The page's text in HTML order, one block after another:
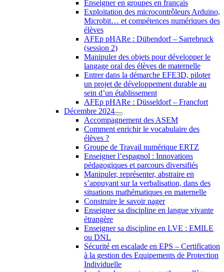
Enseigner en groupes en français
Exploitation des microcontrôleurs Arduino,
Microbit… et compétences numériques des
élèves
AFEp pHARe : Dübendorf – Sarrebruck
(session 2)
Manipuler des objets pour développer le
langage oral des élèves de maternelle
Entrer dans la démarche EFE3D, piloter
un projet de développement durable au
sein d’un établissement
AFEp pHARe : Düsseldorf – Francfort
Décembre 2024
Accompagnement des ASEM
Comment enrichir le vocabulaire des
élèves ?
Groupe de Travail numérique ERTZ
Enseigner l’espagnol : Innovations
pédagogiques et parcours diversifiés
Manipuler, représenter, abstraire en
s’appuyant sur la verbalisation, dans des
situations mathématiques en maternelle
Construire le savoir nager
Enseigner sa discipline en langue vivante
étrangère
Enseigner sa discipline en LVE : EMILE
ou DNL
Sécurité en escalade en EPS – Certification
à la gestion des Equipements de Protection
Individuelle